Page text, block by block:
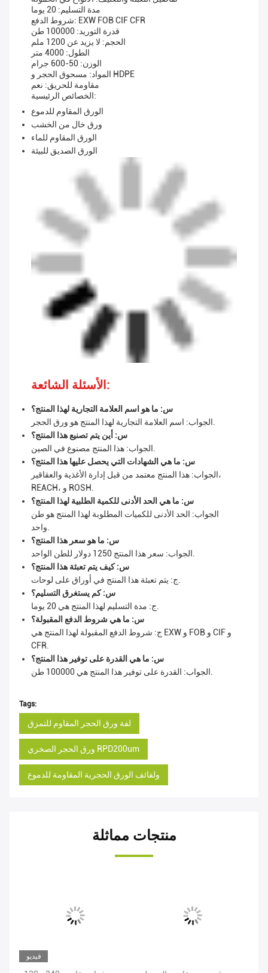
مدة التسليم: 20 يوما
شروط الدفع: EXW FOB CIF CFR
قدرة التوريد: 100000 طن
الحجم: لا يزيد عن 1200 ملم
الطول: 4000 متر
الوزن: 50-600 جرام
المواد: مسحوق الحجر و HDPE
مقاومة للحريق: نعم
الخصائص الرئيسية:
الورق المقاوم للدموع
ورق خال من الخشب
الورق المقاوم للماء
الورق الصديق للبيئة
الأسئلة الشائعة:
س: ما هو اسم العلامة التجارية لهذا المنتج؟
الجواب: اسم العلامة التجارية لهذا المنتج هو ورق الحجر.
س: أين يتم تصنيع هذا المنتج؟
الجواب: هذا المنتج مصنوع في الصين.
س: ما هي الشهادات التي يحصل عليها هذا المنتج؟
الجواب: هذا المنتج معتمد من قبل إدارة الأغذية والعقاقير،
REACH، و ROSH.
س: ما هي الحد الأدنى للكمية الطلبية لهذا المنتج؟
الجواب: الحد الأدنى للكميات المطلوبة لهذا المنتج هو طن
واحد.
س: ما هو سعر هذا المنتج؟
الجواب: سعر هذا المنتج 1250 دولار للطن الواحد.
س: كيف يتم تعبئة هذا المنتج؟
ج: يتم تعبئة هذا المنتج في أوراق على لوحات.
س: كم يستغرق التسليم؟
ج: مدة التسليم لهذا المنتج هي 20 يوما.
س: ما هي شروط الدفع المقبولة؟
ج: شروط الدفع المقبولة لهذا المنتج هي EXW و FOB و CIF و
CFR.
س: ما هي القدرة على توفير هذا المنتج؟
الجواب: القدرة على توفير هذا المنتج هي 100000 طن.
Tags:
لفة ورق الحجر المقاوم للتمزق
ورق الحجر الصخري RPD200um
ولفائف الورق الحجرية المقاومة للدموع
منتجات مماثلة
فيديو